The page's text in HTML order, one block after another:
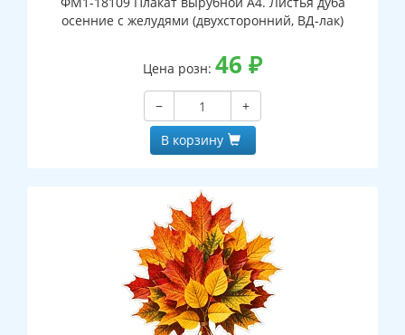
осенние с желудями (двухсторонний, ВД-лак)
Цена розн: 46 ₽
−
+
В корзину